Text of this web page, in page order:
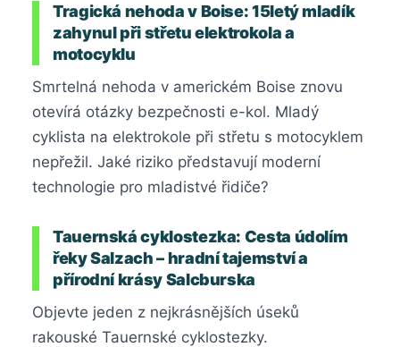
Tragická nehoda v Boise: 15letý mladík
zahynul při střetu elektrokola a
motocyklu
Smrtelná nehoda v americkém Boise znovu
otevírá otázky bezpečnosti e-kol. Mladý
cyklista na elektrokole při střetu s motocyklem
nepřežil. Jaké riziko představují moderní
technologie pro mladistvé řidiče?
Tauernská cyklostezka: Cesta údolím
řeky Salzach – hradní tajemství a
přírodní krásy Salcburska
Objevte jeden z nejkrásnějších úseků
rakouské Tauernské cyklostezky.